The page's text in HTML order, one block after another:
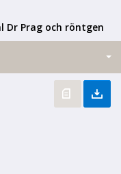
Dr Prag och röntgen